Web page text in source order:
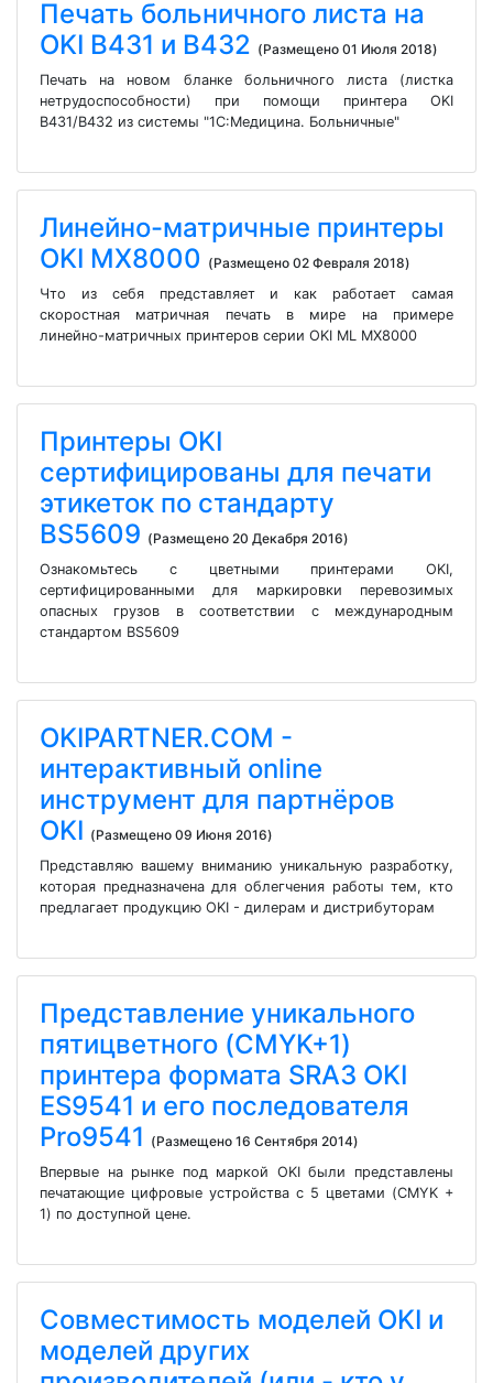
Печать больничного листа на
OKI B431 и B432 (Размещено 01 Июля 2018)
Печать на новом бланке больничного листа (листка
нетрудоспособности) при помощи принтера OKI
B431/B432 из системы "1С:Медицина. Больничные"
Линейно-матричные принтеры
OKI MX8000 (Размещено 02 Февраля 2018)
Что из себя представляет и как работает самая
скоростная матричная печать в мире на примере
линейно-матричных принтеров серии OKI ML MX8000
Принтеры OKI
сертифицированы для печати
этикеток по стандарту
BS5609 (Размещено 20 Декабря 2016)
Ознакомьтесь с цветными принтерами OKI,
сертифицированными для маркировки перевозимых
опасных грузов в соответствии с международным
стандартом BS5609
OKIPARTNER.COM -
интерактивный online
инструмент для партнёров
OKI (Размещено 09 Июня 2016)
Представляю вашему вниманию уникальную разработку,
которая предназначена для облегчения работы тем, кто
предлагает продукцию OKI - дилерам и дистрибуторам
Представление уникального
пятицветного (CMYK+1)
принтера формата SRA3 OKI
ES9541 и его последователя
Pro9541 (Размещено 16 Сентября 2014)
Впервые на рынке под маркой OKI были представлены
печатающие цифровые устройства с 5 цветами (CMYK +
1) по доступной цене.
Совместимость моделей OKI и
моделей других